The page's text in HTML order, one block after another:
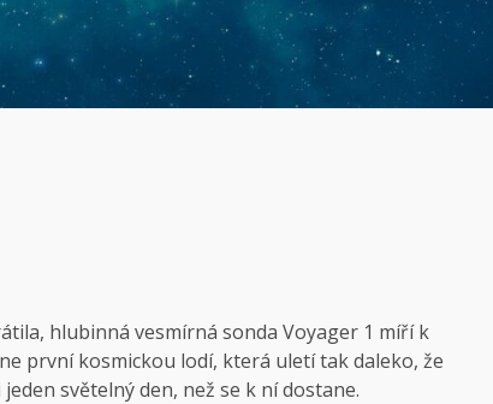
hlubinná vesmírná sonda Voyager 1 míří k
první kosmickou lodí, která uletí tak daleko, že
světelný den, než se k ní dostane.